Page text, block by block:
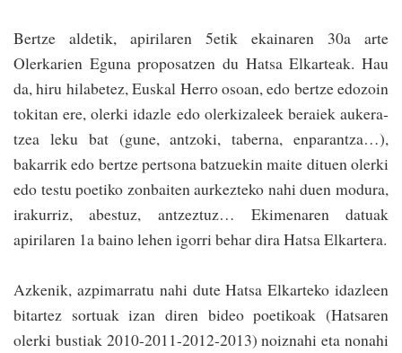
Bertze aldetik, apirilaren 5etik ekainaren 30a arte
Olerkarien Eguna proposatzen du Ha­tsa Elkarteak. Hau
da, hiru hilabetez, Euskal Herro osoan, edo ber­tze edozoin
tokitan ere, olerki idazle edo olerkizaleek beraiek aukera­
tzea leku bat (gune, an­tzoki, taberna, enparantza…),
bakarrik edo bertze pertsona batzuekin maite dituen olerki
edo testu poetiko zonbaiten aurkezteko nahi duen modura,
irakurriz, abestuz, antzeztuz… Ekimenaren datuak
apirilaren 1a baino lehen igorri behar dira Hatsa Elkartera.
Azkenik, azpimarratu nahi dute Hatsa Elkarteko idazleen
bitartez sortuak izan diren bideo poetikoak (Ha­tsaren
olerki bustiak 2010-2011-2012-2013) noiznahi eta nonahi